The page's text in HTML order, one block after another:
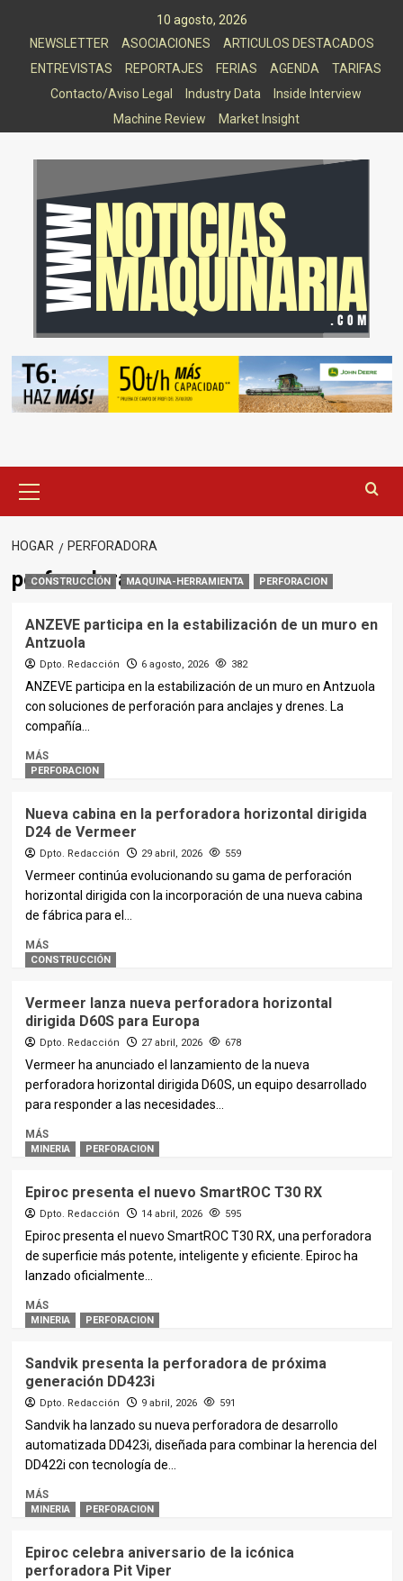
10 agosto, 2026
NEWSLETTER
ASOCIACIONES
ARTICULOS DESTACADOS
ENTREVISTAS
REPORTAJES FERIAS AGENDA
TARIFAS
Contacto/Aviso Legal
Industry Data
Inside Interview
Machine Review
Market Insight
principal
HOGAR PERFORADORA
perforadora
CONSTRUCCIÓN MAQUINA-HERRAMIENTA PERFORACION
ANZEVE participa en la estabilización de un muro en
Antzuola
Dpto. Redacción 6 agosto, 2026 382
ANZEVE participa en la estabilización de un muro en Antzuola
con soluciones de perforación para anclajes y drenes. La
compañía...
MÁS
PERFORACION
Nueva cabina en la perforadora horizontal dirigida
D24 de Vermeer
Dpto. Redacción 29 abril, 2026 559
Vermeer continúa evolucionando su gama de perforación
horizontal dirigida con la incorporación de una nueva cabina
de fábrica para el...
MÁS
CONSTRUCCIÓN
Vermeer lanza nueva perforadora horizontal
dirigida D60S para Europa
Dpto. Redacción 27 abril, 2026 678
Vermeer ha anunciado el lanzamiento de la nueva
perforadora horizontal dirigida D60S, un equipo desarrollado
para responder a las necesidades...
MÁS
MINERIA PERFORACION
Epiroc presenta el nuevo SmartROC T30 RX
Dpto. Redacción 14 abril, 2026 595
Epiroc presenta el nuevo SmartROC T30 RX, una perforadora
de superficie más potente, inteligente y eficiente. Epiroc ha
lanzado oficialmente...
MÁS
MINERIA PERFORACION
Sandvik presenta la perforadora de próxima
generación DD423i
Dpto. Redacción 9 abril, 2026 591
Sandvik ha lanzado su nueva perforadora de desarrollo
automatizada DD423i, diseñada para combinar la herencia del
DD422i con tecnología de...
MÁS
MINERIA PERFORACION
Epiroc celebra aniversario de la icónica
perforadora Pit Viper